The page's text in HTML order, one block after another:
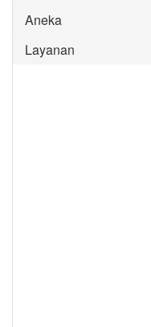
Aneka
Layanan